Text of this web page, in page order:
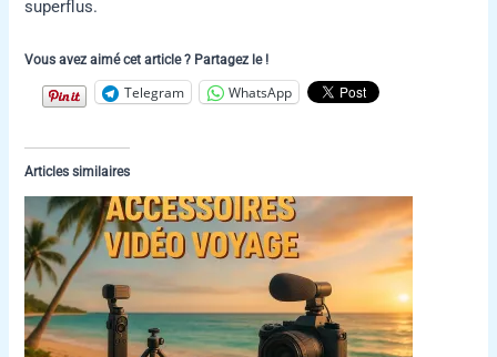
superflus.
Vous avez aimé cet article ? Partagez le !
Telegram WhatsApp
Articles similaires